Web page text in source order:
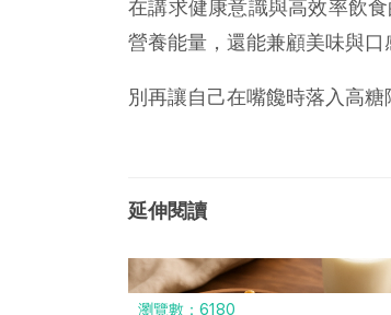
在講求健康意識與高效率飲
營養能量，還能兼顧美味與口
別再讓自己在嘴饞時落入高
延伸閱讀
瀏覽數：6180